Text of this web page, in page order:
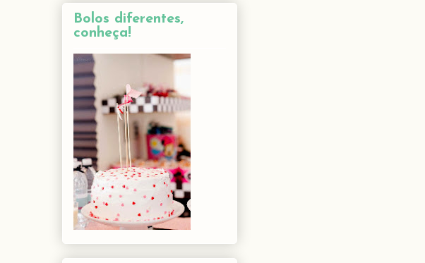
Bolos diferentes,
conheça!